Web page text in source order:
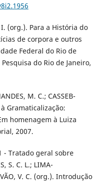
I. (org.). Para a História do
de corpora e outros
Federal do Rio de
do Rio de Janeiro,
M. C.; CASSEB-
Gramaticalização:
homenagem à Luiza
2007.
- Tratado geral sobre
S. C. L.; LIMA-
V. C. (org.). Introdução